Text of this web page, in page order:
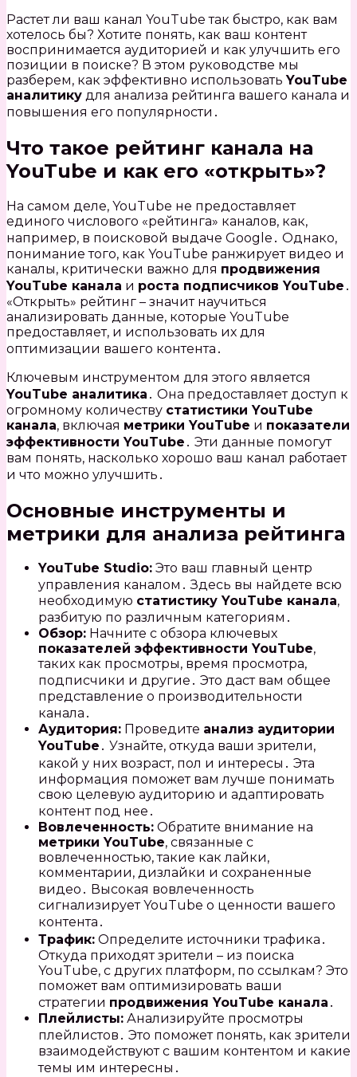
Растет ли ваш канал YouTube так быстро, как вам
хотелось бы? Хотите понять, как ваш контент
воспринимается аудиторией и как улучшить его
позиции в поиске? В этом руководстве мы
разберем, как эффективно использоватьYouTube
аналитику для анализа рейтинга вашего канала и
повышения его популярности․
Что такое рейтинг канала на
YouTube и как его «открыть»?
На самом деле, YouTube не предоставляет
единого числового «рейтинга» каналов, как,
например, в поисковой выдаче Google․ Однако,
понимание того, как YouTube ранжирует видео и
каналы, критически важно для продвижения
YouTube канала и роста подписчиков YouTube ․
«Открыть» рейтинг – значит научиться
анализировать данные, которые YouTube
предоставляет, и использовать их для
оптимизации вашего контента․
Ключевым инструментом для этого является
YouTube аналитика ․ Она предоставляет доступ к
огромному количеству статистики YouTube
канала, включая метрики YouTube и показатели
эффективности YouTube ․ Эти данные помогут
вам понять, насколько хорошо ваш канал работает
и что можно улучшить․
Основные инструменты и
метрики для анализа рейтинга
YouTube Studio: Это ваш главный центр
управления каналом․ Здесь вы найдете всю
необходимую статистику YouTube канала,
разбитую по различным категориям․
Обзор: Начните с обзора ключевых
показателей эффективности YouTube,
таких как просмотры, время просмотра,
подписчики и другие․ Это даст вам общее
представление о производительности
канала․
Аудитория: Проведите анализ аудитории
YouTube ․ Узнайте, откуда ваши зрители,
какой у них возраст, пол и интересы․ Эта
информация поможет вам лучше понимать
свою целевую аудиторию и адаптировать
контент под нее․
Вовлеченность: Обратите внимание на
метрики YouTube, связанные с
вовлеченностью, такие как лайки,
комментарии, дизлайки и сохраненные
видео․ Высокая вовлеченность
сигнализирует YouTube о ценности вашего
контента․
Трафик: Определите источники трафика․
Откуда приходят зрители – из поиска
YouTube, с других платформ, по ссылкам? Это
поможет вам оптимизировать ваши
стратегии продвижения YouTube канала ․
Плейлисты: Анализируйте просмотры
плейлистов․ Это поможет понять, как зрители
взаимодействуют с вашим контентом и какие
темы им интересны․